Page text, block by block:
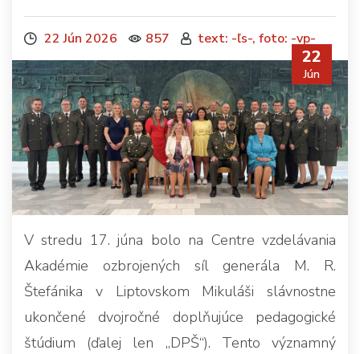
22 Jún 2026 857 text: -ľs-, foto: -vp-
22
Jún
V stredu 17. júna bolo na Centre vzdelávania
Akadémie ozbrojených síl generála M. R.
Štefánika v Liptovskom Mikuláši slávnostne
ukončené dvojročné doplňujúce pedagogické
štúdium (ďalej len „DPŠ“). Tento významný